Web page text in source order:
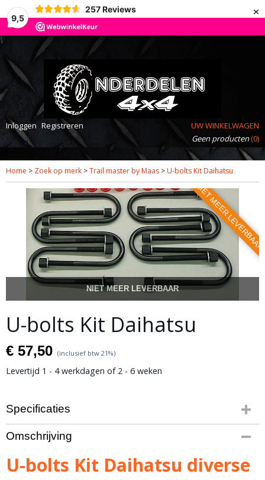
9,5
257 Reviews ×
Inloggen Registreren
UW WINKELWAGEN
Geen producten(0)
Home > Zoek op merk >Trail master by Maas > U-bolts Kit Daihatsu
NIET MEER LEVERBAAR
NIET MEER LEVERBAAR
U-bolts Kit Daihatsu
€ 57,50 (inclusief btw 21%)
Levertijd 1 - 4 werkdagen of 2 - 6 weken
Specificaties
Productcode
10-74
Bruto gewicht
3,00 Kg
Omschrijving
U-bolts Kit Daihatsu diverse